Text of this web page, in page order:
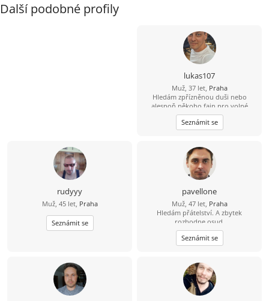
Další podobné profily
lukas107
Muž, 37 let, Praha
Hledám zpřízněnou duši nebo
alespoň někoho fajn pro volné
chvíle. ????
Seznámit se
rudyyy
Muž, 45 let, Praha
Seznámit se
pavellone
Muž, 47 let, Praha
Hledám přátelství. A zbytek
rozhodne osud.
Seznámit se